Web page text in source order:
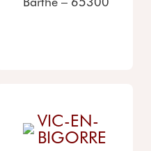
VIC-EN-
BIGORRE